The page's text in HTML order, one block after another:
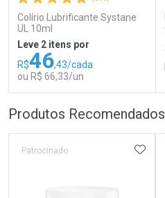
Colírio Lubrificante Systane
UL 10ml
Leve 2 itens por
R$46,43/cada
ou R$ 66,33/un
Por Menos
Produtos Recomendados
Patrocinado